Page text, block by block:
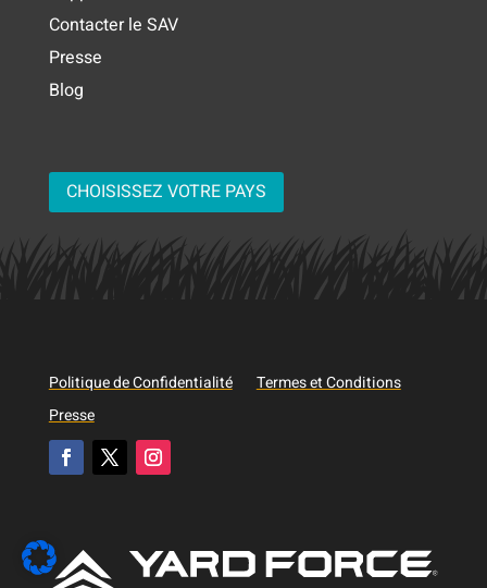
Contacter le SAV
Presse
Blog
CHOISISSEZ VOTRE PAYS
Politique de Confidentialité
Termes et Conditions
Presse